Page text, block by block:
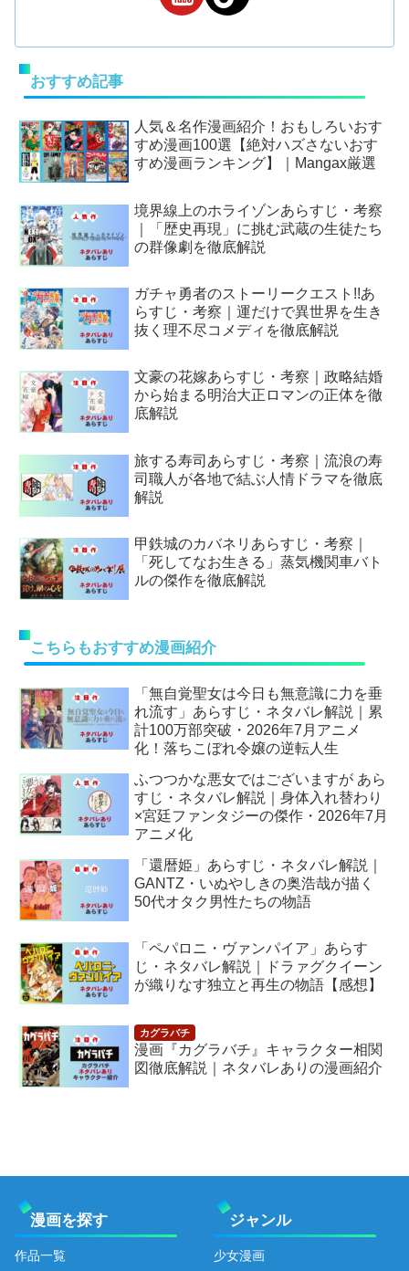
おすすめ記事
人気＆名作漫画紹介！おもしろいおす
すめ漫画100選【絶対ハズさないおす
すめ漫画ランキング】｜Mangax厳選
境界線上のホライゾンあらすじ・考察
｜「歴史再現」に挑む武蔵の生徒たち
の群像劇を徹底解説
ガチャ勇者のストーリークエスト!!あ
らすじ・考察｜運だけで異世界を生き
抜く理不尽コメディを徹底解説
文豪の花嫁あらすじ・考察｜政略結婚
から始まる明治大正ロマンの正体を徹
底解説
旅する寿司あらすじ・考察｜流浪の寿
司職人が各地で結ぶ人情ドラマを徹底
解説
甲鉄城のカバネリあらすじ・考察｜
「死してなお生きる」蒸気機関車バト
ルの傑作を徹底解説
こちらもおすすめ漫画紹介
「無自覚聖女は今日も無意識に力を垂
れ流す」あらすじ・ネタバレ解説｜累
計100万部突破・2026年7月アニメ
化！落ちこぼれ令嬢の逆転人生
ふつつかな悪女ではございますが あら
すじ・ネタバレ解説｜身体入れ替わり
×宮廷ファンタジーの傑作・2026年7月
アニメ化
「還暦姫」あらすじ・ネタバレ解説｜
GANTZ・いぬやしきの奥浩哉が描く
50代オタク男性たちの物語
「ペパロニ・ヴァンパイア」あらす
じ・ネタバレ解説｜ドラァグクイーン
が織りなす独立と再生の物語【感想】
漫画『カグラバチ』キャラクター相関
図徹底解説｜ネタバレありの漫画紹介
漫画を探す
作品一覧
ジャンル
少女漫画